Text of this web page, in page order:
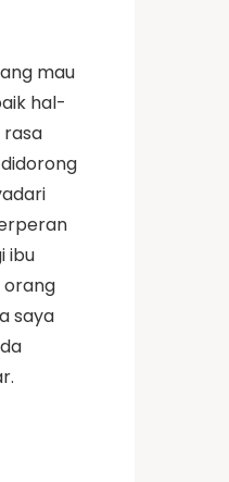
mau
hal-
rasa
ibu
orang
saya